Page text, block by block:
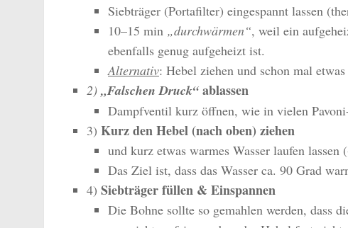
Siebträger (Portafilter) eingespannt lassen
10–15 min „durchwärmen“, weil ein
ebenfalls genug aufgeheizt ist.
Alternativ: Hebel ziehen und schon mal
2) „Falschen Druck“ ablassen
Dampfventil kurz öffnen, wie in vielen
3) Kurz den Hebel (nach oben) ziehen
und kurz etwas warmes Wasser laufen lassen
Das Ziel ist, dass das Wasser ca. 90 Grad
4) Siebträger füllen & Einspannen
Die Bohne sollte so gemahlen werden, dass